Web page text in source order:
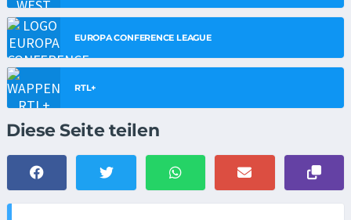
EUROPA CONFERENCE LEAGUE
RTL+
Diese Seite teilen